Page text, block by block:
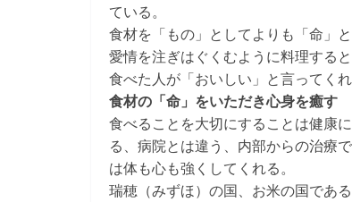
ている。
食材を「もの」としてよりも「命」
愛情を注ぎはぐくむように料理する
食べた人が「おいしい」と言ってく
食材の「命」をいただき心身を癒す
食べることを大切にすることは健康
る、病院とは違う、内部からの治療
は体も心も強くしてくれる。
瑞穂（みずほ）の国、お米の国であ